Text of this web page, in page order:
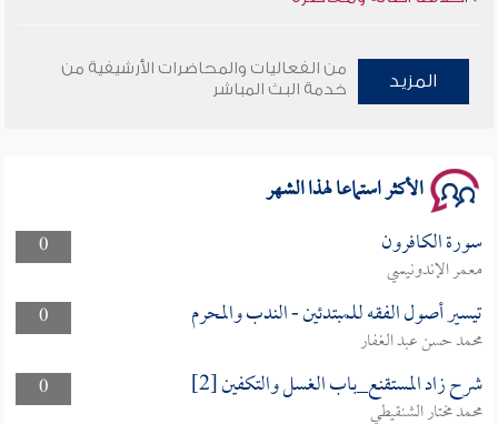
سلسلة محاضرات نفحات رمضانية 1444هـ
المزيد
من الفعاليات والمحاضرات الأرشيفية من
خدمة البث المباشر
الأكثر استماعا لهذا الشهر
0 سورة الكافرون
معمر الإندونيسي
0
تيسير أصول الفقه للمبتدئين - الندب والمحرم
محمد حسن عبد الغفار
0
شرح زاد المستقنع_باب الغسل والتكفين [2]
محمد مختار الشنقيطي